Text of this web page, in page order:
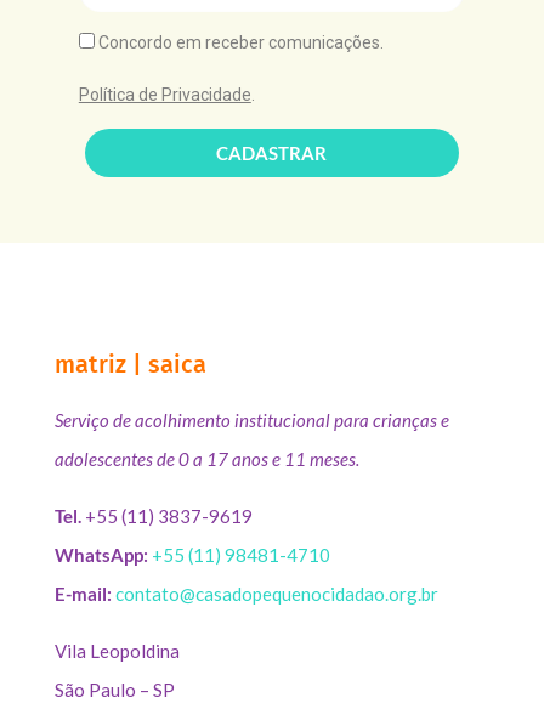
Concordo em receber comunicações.
Política de Privacidade
CADASTRAR
matriz | saica
Serviço de acolhimento institucional para crianças e
adolescentes de 0 a 17 anos e 11 meses.
Tel.+55 (11) 3837-9619
WhatsApp: +55 (11) 98481-4710
E-mail: contato@casadopequenocidadao.org.br
Vila Leopoldina
São Paulo – SP